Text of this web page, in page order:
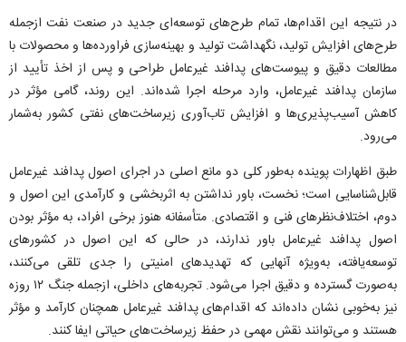
در نتیجه این اقدام‌ها، تمام طرح‌های توسعه‌ای جدید در صنعت نفت ازجمله
طرح‌های افزایش تولید، نگهداشت تولید و بهینه‌سازی فراورده‌ها و محصولات با
مطالعات دقیق و پیوست‌های پدافند غیرعامل طراحی و پس از اخذ تأیید از
سازمان پدافند غیرعامل، وارد مرحله اجرا شده‌اند. این روند، گامی مؤثر در
کاهش آسیب‌پذیری‌ها و افزایش تاب‌آوری زیرساخت‌های نفتی کشور به‌شمار
می‌رود.
طبق اظهارات پوینده به‌طور کلی دو مانع اصلی در اجرای اصول پدافند غیرعامل
قابل‌شناسایی است؛ نخست، باور نداشتن به اثربخشی و کارآمدی این اصول و
دوم، اختلاف‌نظر‌های فنی و اقتصادی. متأسفانه هنوز برخی افراد، به مؤثر بودن
اصول پدافند غیرعامل باور ندارند، در حالی که این اصول در کشور‌های
توسعه‌یافته، به‌ویژه آنهایی که تهدید‌های امنیتی را جدی تلقی می‌کنند،
به‌صورت گسترده و دقیق اجرا می‌شود. تجربه‌های داخلی، ازجمله جنگ ۱۲ روزه
نیز به‌خوبی نشان داده‌اند که اقدام‌های پدافند غیرعامل همچنان کارآمد و مؤثر
هستند و می‌توانند نقش مهمی در حفظ زیرساخت‌های حیاتی ایفا کنند.